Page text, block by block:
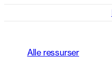
Alle ressurser